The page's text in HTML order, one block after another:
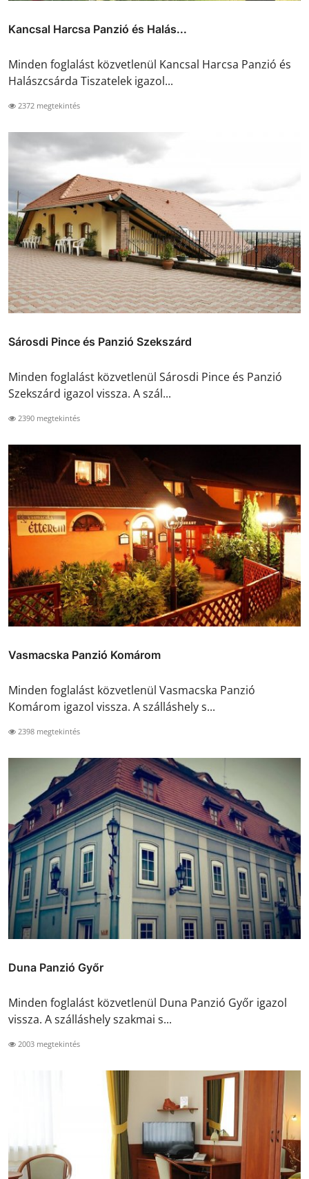
Kancsal Harcsa Panzió és Halás...
Minden foglalást közvetlenül Kancsal Harcsa Panzió és
Halászcsárda Tiszatelek igazol...
2372 megtekintés
Sárosdi Pince és Panzió Szekszárd
Minden foglalást közvetlenül Sárosdi Pince és Panzió
Szekszárd igazol vissza. A szál...
2390 megtekintés
Vasmacska Panzió Komárom
Minden foglalást közvetlenül Vasmacska Panzió
Komárom igazol vissza. A szálláshely s...
2398 megtekintés
Duna Panzió Győr
Minden foglalást közvetlenül Duna Panzió Győr igazol
vissza. A szálláshely szakmai s...
2003 megtekintés